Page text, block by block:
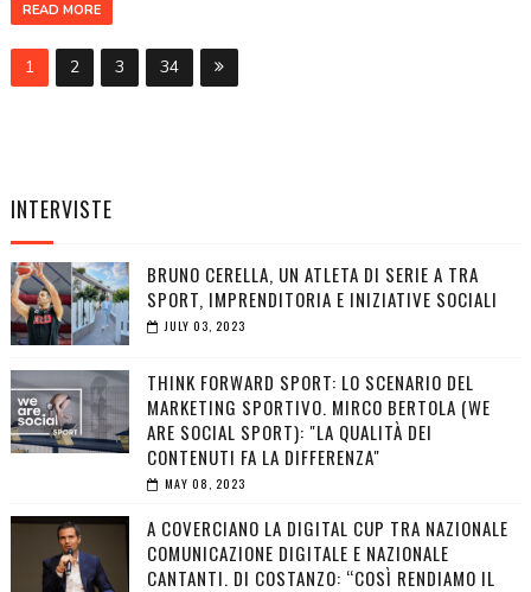
READ MORE
1 2 3 34
INTERVISTE
BRUNO CERELLA, UN ATLETA DI SERIE A TRA
SPORT, IMPRENDITORIA E INIZIATIVE SOCIALI
JULY 03, 2023
THINK FORWARD SPORT: LO SCENARIO DEL
MARKETING SPORTIVO. MIRCO BERTOLA (WE
ARE SOCIAL SPORT): "LA QUALITÀ DEI
CONTENUTI FA LA DIFFERENZA"
MAY 08, 2023
A COVERCIANO LA DIGITAL CUP TRA NAZIONALE
COMUNICAZIONE DIGITALE E NAZIONALE
CANTANTI. DI COSTANZO: “COSÌ RENDIAMO IL